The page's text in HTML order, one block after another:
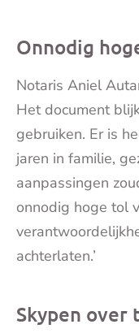
Onnodig
Notaris Aniel
Het document
gebruiken. Er is
jaren in familie,
aanpassingen
onnodig hoge tol
achterlaten.’
Skypen over